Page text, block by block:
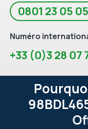
0801 23 05 05
Numéro
+33 (0)3 28 07